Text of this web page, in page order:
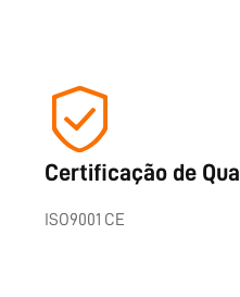
que buscam o melhor em
elevar suas aplicações
de redutores helicoidais e
constante evolução do seu